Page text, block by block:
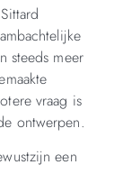
steeds meer
vraag is
ontwerpen.
een